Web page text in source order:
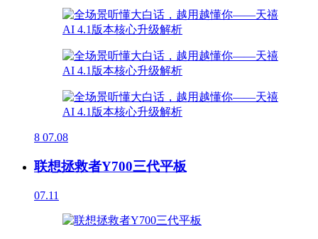
8 07.08
联想拯救者Y700三代平板
07.11